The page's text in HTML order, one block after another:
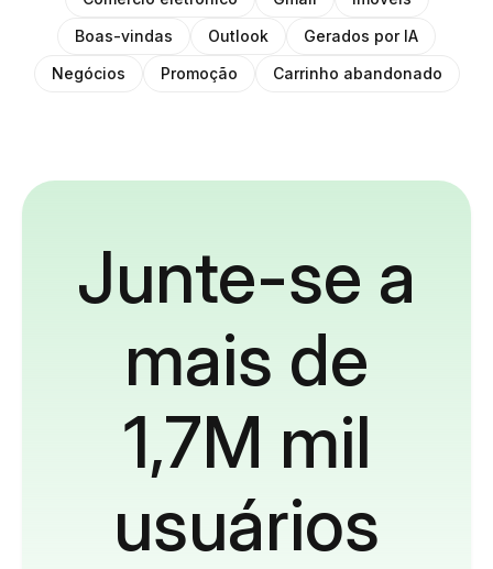
Boas-vindas
Outlook
Gerados por IA
Negócios
Promoção Carrinho abandonado
Junte-se a
mais de
1,7M mil
usuários